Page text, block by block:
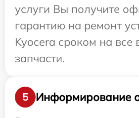
услуги Вы получите
гарантию на ремонт
Kyocera сроком на все
запчасти.
5
Информирование о